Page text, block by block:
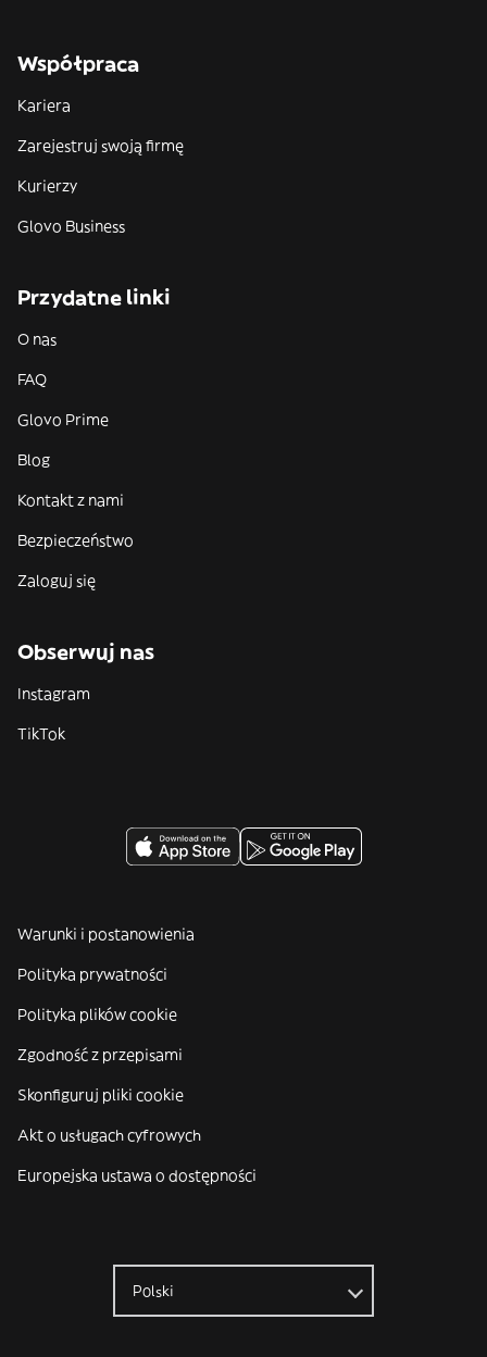
Współpraca
Kariera
Zarejestruj swoją firmę
Kurierzy
Glovo Business
Przydatne linki
O nas
FAQ
Glovo Prime
Blog
Kontakt z nami
Bezpieczeństwo
Zaloguj się
Obserwuj nas
Instagram
TikTok
Warunki i postanowienia
Polityka prywatności
Polityka plików cookie
Zgodność z przepisami
Skonfiguruj pliki cookie
Akt o usługach cyfrowych
Europejska ustawa o dostępności